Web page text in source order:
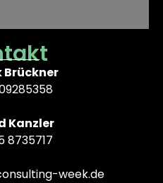
Brückner
Kanzler
8735717
week.de